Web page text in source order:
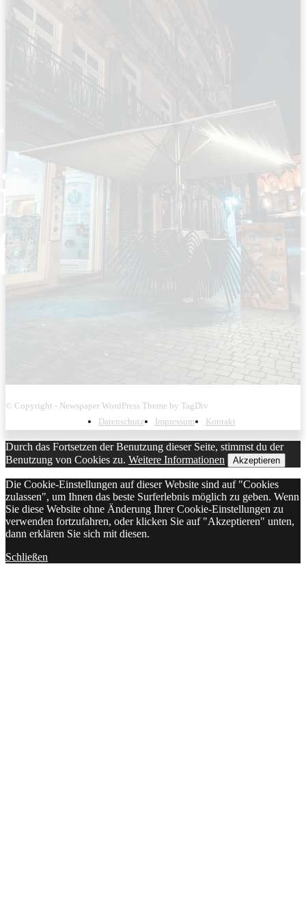
© Copyright - Newspaper WordPress Theme by TagDiv
Datenschutz
Impressum Kontakt
Durch das Fortsetzen der Benutzung dieser Seite, stimmst du der
Benutzung von Cookies zu. Weitere Informationen Akzeptieren
Die Cookie-Einstellungen auf dieser Website sind auf "Cookies
zulassen", um Ihnen das beste Surferlebnis möglich zu geben. Wenn
Sie diese Website ohne Änderung Ihrer Cookie-Einstellungen zu
verwenden fortzufahren, oder klicken Sie auf "Akzeptieren" unten,
dann erklären Sie sich mit diesen.
Schließen